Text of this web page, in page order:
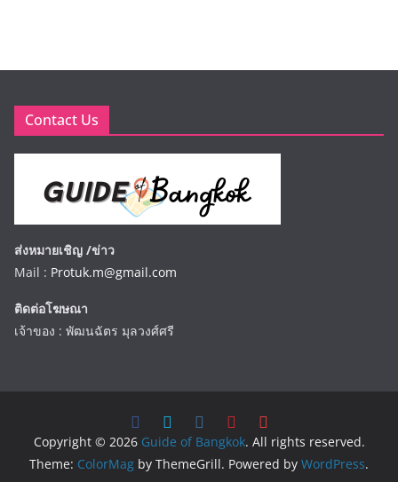
Contact Us
ส่งหมายเชิญ /ข่าว
Mail : Protuk.m@gmail.com
ติดต่อโฆษณา
เจ้าของ : พัฒนฉัตร มุลวงศ์ศรี
Copyright © 2026 Guide of Bangkok. All rights reserved.
Theme: ColorMag by ThemeGrill. Powered by WordPress.